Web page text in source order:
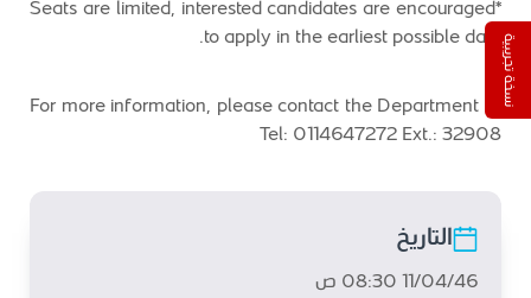
*Seats are limited, interested candidates are encouraged
to apply in the earliest possible date.
For more information, please contact the Department at
Tel: 0114647272 Ext.: 32908
التاريخ
11/04/46 08:30 ص
نسخة تجريبية